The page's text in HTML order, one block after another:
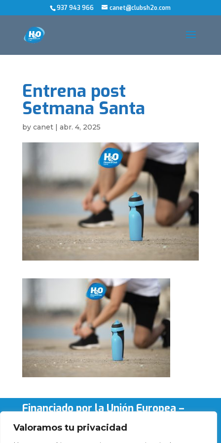
Valoramos tu privacidad
937 943 966 canet@clubsh2o.com
Entrena post
Setmana Santa
by canet| abr. 4, 2025
Financiado por la Unión Europea –